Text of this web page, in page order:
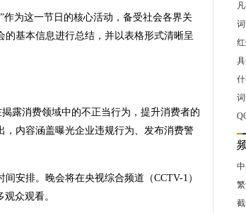
作为这一节日的核心活动，备受社会各界关
的基本信息进行总结，并以表格形式清晰呈
露消费领域中的不正当行为，提升消费者的
，内容涵盖曝光企业违规行为、发布消费警
安排。晚会将在央视综合频道（CCTV-1）
众观看。
性
用